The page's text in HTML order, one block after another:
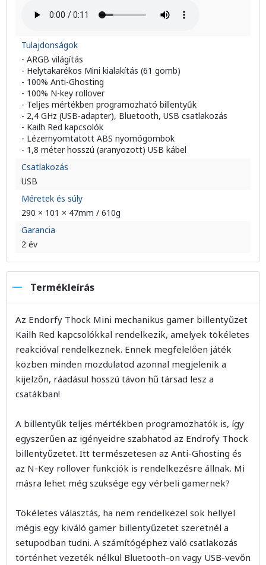
Tulajdonságok
- ARGB világítás
- Helytakarékos Mini kialakítás (61 gomb)
- 100% Anti-Ghosting
- 100% N-key rollover
- Teljes mértékben programozható billentyűk
- 2,4 GHz (USB-adapter), Bluetooth, USB csatlakozás
- Kailh Red kapcsolók
- Lézernyomtatott ABS nyomógombok
- 1,8 méter hosszú (aranyozott) USB kábel
Csatlakozás
USB
Méretek és súly
290 × 101 × 47mm / 610g
Garancia
2 év
Termékleírás
Az Endorfy Thock Mini mechanikus gamer billentyűzet
Kailh Red kapcsolókkal rendelkezik, amelyek tökéletes
reakcióval rendelkeznek. Ennek megfelelően játék
közben minden mozdulatod azonnal megjelenik a
kijelzőn, ráadásul hosszú távon hű társad lesz a
csatákban!
A billentyűk teljes mértékben programozhatók is, így
egyszerűen az igényeidre szabhatod az Endrofy Thock
billentyűzetet. Itt természetesen az Anti-Ghosting és
az N-Key rollover funkciók is rendelkezésre állnak. Mi
másra lehet még szüksége egy vérbeli gamernek?
Tökéletes választás, ha nem rendelkezel sok hellyel
mégis egy kiváló gamer billentyűzetet szeretnél a
setupodban tudni. A számítógéphez való csatlakozás
történhet vezeték nélkül Bluetooth-on vagy USB-vevőn